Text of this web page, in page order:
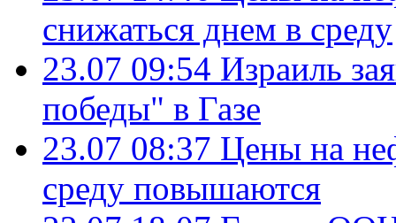
снижаться днем в среду
23.07 09:54 Израиль
победы" в Газе
23.07 08:37 Цены на
среду повышаются